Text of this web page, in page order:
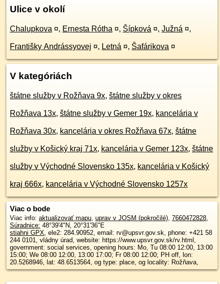
Ulice v okolí
Chalupkova ¤, Ernesta Rótha ¤, Šípková ¤, Južná ¤,
Františky Andrássyovej ¤, Letná ¤, Šafárikova ¤
V kategóriách
štátne služby v Rožňava 9x, štátne služby v okres
Rožňava 13x, štátne služby v Gemer 19x, kancelária v
Rožňava 30x, kancelária v okres Rožňava 67x, štátne
služby v Košický kraj 71x, kancelária v Gemer 123x, štátne
služby v Východné Slovensko 135x, kancelária v Košický
kraj 666x, kancelária v Východné Slovensko 1257x
Viac o bode
Viac info: aktualizovať mapu, uprav v JOSM (pokročilé), 7660472828,
Súradnice: 48°39'4"N, 20°31'36"E
stiahni GPX, ele2: 284.90952, email: rv@upsvr.gov.sk, phone: +421 58
244 0101, vládny úrad, website: https://www.upsvr.gov.sk/rv.html,
government: social services, opening hours: Mo, Tu 08:00 12:00, 13:00
15:00; We 08:00 12:00, 13:00 17:00; Fr 08:00 12:00; PH off, lon:
20.5268946, lat: 48.6513564, og type: place, og locality: Rožňava,